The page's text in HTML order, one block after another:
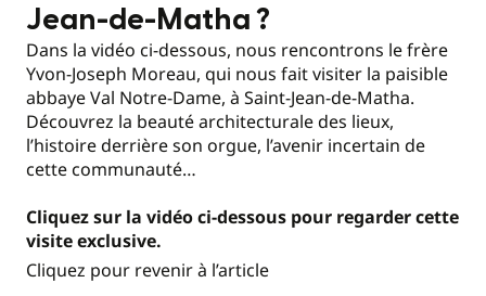
Jean-de-Matha ?
Dans la vidéo ci-dessous, nous rencontrons le frère
Yvon-Joseph Moreau, qui nous fait visiter la paisible
abbaye Val Notre-Dame, à Saint-Jean-de-Matha.
Découvrez la beauté architecturale des lieux,
l’histoire derrière son orgue, l’avenir incertain de
cette communauté…
Cliquez sur la vidéo ci-dessous pour regarder cette
visite exclusive.
Cliquez pour revenir à l’article